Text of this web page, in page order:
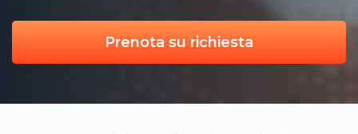
Prenota su richiesta